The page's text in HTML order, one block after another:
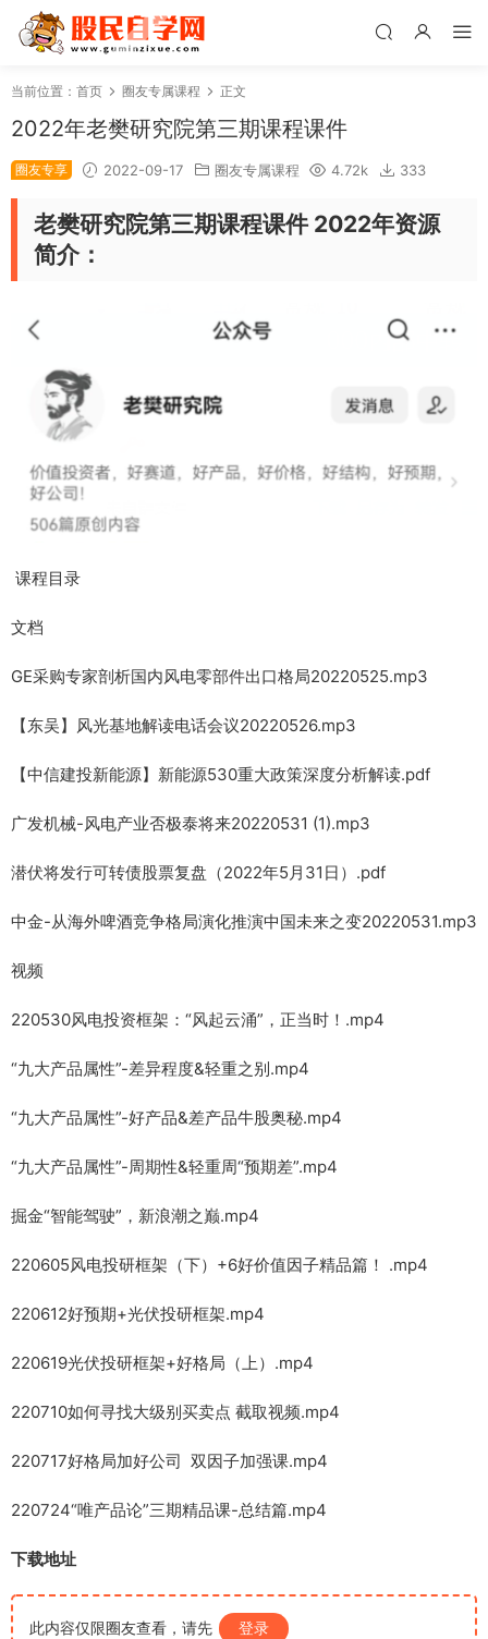
当前位置： 首页 圈友专属课程 正文
2022年老樊研究院第三期课程课件
圈友专享 2022-09-17 圈友专属课程 4.72k 333
老樊研究院第三期课程课件 2022年资源
简介：
课程目录
文档
GE采购专家剖析国内风电零部件出口格局20220525.mp3
【东吴】风光基地解读电话会议20220526.mp3
【中信建投新能源】新能源530重大政策深度分析解读.pdf
广发机械-风电产业否极泰将来20220531 (1).mp3
潜伏将发行可转债股票复盘（2022年5月31日）.pdf
中金-从海外啤酒竞争格局演化推演中国未来之变20220531.mp3
视频
220530风电投资框架：“风起云涌”，正当时！.mp4
“九大产品属性”-差异程度&轻重之别.mp4
“九大产品属性”-好产品&差产品牛股奥秘.mp4
“九大产品属性”-周期性&轻重周“预期差”.mp4
掘金“智能驾驶”，新浪潮之巅.mp4
220605风电投研框架（下）+6好价值因子精品篇！ .mp4
220612好预期+光伏投研框架.mp4
220619光伏投研框架+好格局（上）.mp4
220710如何寻找大级别买卖点 截取视频.mp4
220717好格局加好公司 双因子加强课.mp4
220724“唯产品论”三期精品课-总结篇.mp4
下载地址
此内容仅限圈友查看，请先 登录